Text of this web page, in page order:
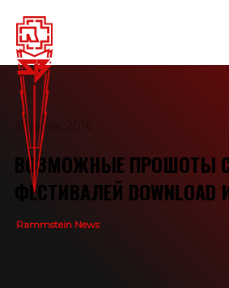
15 июня, 2016
ВОЗМОЖНЫЕ ПРОШОТЫ
ФЕСТИВАЛЕЙ DOWNLOAD
Rammstein News